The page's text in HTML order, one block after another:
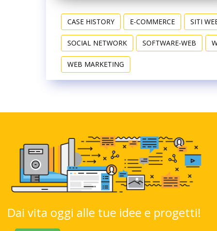
CASE HISTORY E-COMMERCE SITI
SOCIAL NETWORK SOFTWARE-WEB
WEB MARKETING
Dai vita oggi alle tue idee e progetti!